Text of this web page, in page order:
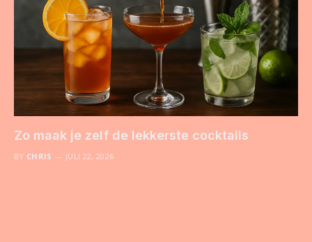
Zo maak je zelf de lekkerste cocktails
BY CHRIS JULI 22, 2026